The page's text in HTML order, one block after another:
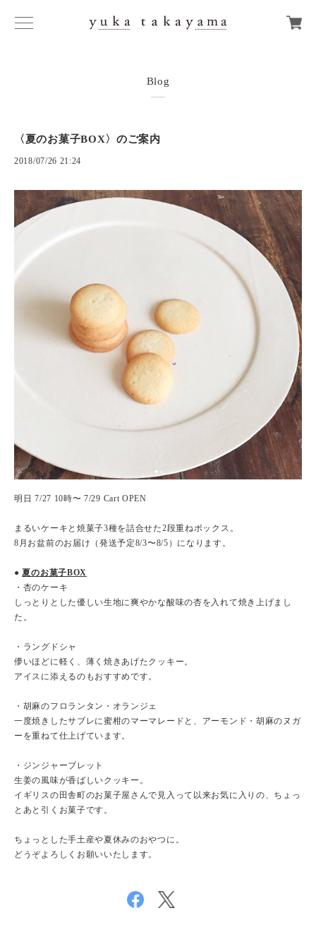
Blog
〈夏のお菓子BOX〉のご案内
2018/07/26 21:24
明日 7/27 10時〜 7/29 Cart OPEN
まるいケーキと焼菓子3種を詰合せた2段重ねボックス。
8月お盆前のお届け（発送予定8/3〜8/5）になります。
●夏のお菓子BOX
・杏のケーキ
しっとりとした優しい生地に爽やかな酸味の杏を入れて焼き上げまし
た。
・ラングドシャ
儚いほどに軽く、薄く焼きあげたクッキー。
アイスに添えるのもおすすめです。
・胡麻のフロランタン・オランジェ
一度焼きしたサブレに蜜柑のマーマレードと、アーモンド・胡麻のヌガ
ーを重ねて仕上げています。
・ジンジャーブレット
生姜の風味が香ばしいクッキー。
イギリスの田舎町のお菓子屋さんで見入って以来お気に入りの、ちょっ
とあと引くお菓子です。
ちょっとした手土産や夏休みのおやつに。
どうぞよろしくお願いいたします。